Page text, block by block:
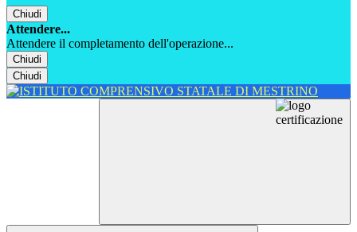
Chiudi
Attendere...
Attendere il completamento dell'operazione...
Chiudi
Chiudi